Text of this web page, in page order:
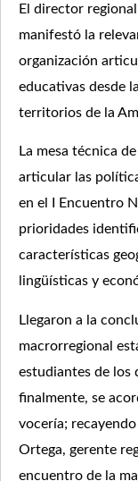
El director
manifestó la
organización
educativas desde
territorios de la
La mesa técnica
articular las
en el I Encuentro
prioridades
características
lingüísticas y
Llegaron a la
macrorregional
estudiantes de los
finalmente, se
vocería;
Ortega, gerente
encuentro de la